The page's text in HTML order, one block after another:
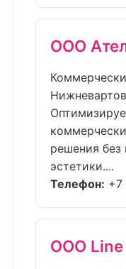
ООО
решения без
эстетики....
Телефон: +7
ООО Line